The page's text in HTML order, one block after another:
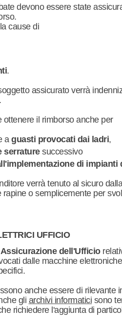
devono essere state
cause di
.
assicurato verrà
ottenere il rimborso anche per
a guasti provocati dai ladri,
serraturesuccessivo
di impianti
verrà tenuto al sicuro
rapine o semplicemente per
UFFICIO
Assicurazione dell'Ufficio
dalle macchine
anche essere di rilevante
gli archivi informatici sono
richiedere l'aggiunta di